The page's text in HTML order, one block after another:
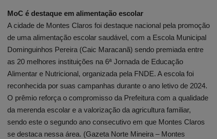
MoC é destaque em alimentação escolar
A cidade de Montes Claros foi destaque nacional pela promoção
de uma alimentação escolar saudável, com a Escola Municipal
Dominguinhos Pereira (Caic Maracanã) sendo premiada entre
as 20 melhores instituições na 6ª Jornada de Educação
Alimentar e Nutricional, organizada pela FNDE. A escola foi
reconhecida por suas campanhas durante o ano letivo de 2024.
O prêmio reforça o compromisso da Prefeitura com a qualidade
da merenda escolar e a valorização da agricultura familiar,
sendo este o segundo ano consecutivo em que Montes Claros
se destaca nessa área. (Gazeta Norte Mineira – Montes